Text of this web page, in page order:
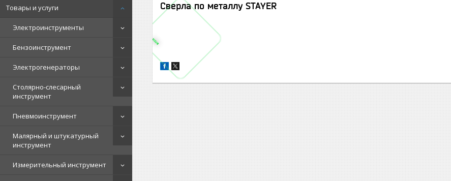
Товары и услуги
Электроинструменты
Бензоинструмент
Электрогенераторы
Столярно-слесарный
инструмент
Пневмоинструмент
Малярный и штукатурный
инструмент
Измерительный инструмент
Сверла по металлу STAYER